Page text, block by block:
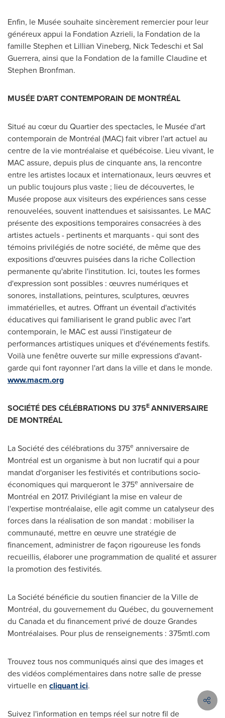
Enfin, le Musée souhaite sincèrement remercier pour leur
généreux appui la Fondation Azrieli, la Fondation de la
famille Stephen et Lillian Vineberg, Nick Tedeschi etSal
Guerrera, ainsi que la Fondation de la famille Claudine et
Stephen Bronfman.
MUSÉE D'ART CONTEMPORAIN DE MONTRÉAL
Situé au cœur du Quartier des spectacles, le Musée d'art
contemporain de Montréal (MAC) fait vibrer l'art actuel au
centre de la vie montréalaise et québécoise. Lieu vivant, le
MAC assure, depuis plus de cinquante ans, la rencontre
entre les artistes locaux et internationaux, leurs œuvres et
un public toujours plus vaste ; lieu de découvertes, le
Musée propose aux visiteurs des expériences sans cesse
renouvelées, souvent inattendues et saisissantes. Le MAC
présente des expositions temporaires consacrées à des
artistes actuels - pertinents et marquants - qui sont des
témoins privilégiés de notre société, de même que des
expositions d'œuvres puisées dans la riche Collection
permanente qu'abrite l'institution. Ici, toutes les formes
d'expression sont possibles : œuvres numériques et
sonores, installations, peintures, sculptures, œuvres
immatérielles, et autres. Offrant un éventail d'activités
éducatives qui familiarisent le grand public avec l'art
contemporain, le MAC est aussi l'instigateur de
performances artistiques uniques et d'événements festifs.
Voilà une fenêtre ouverte sur mille expressions d'avant-
garde qui font rayonner l'art dans la ville et dans le monde.
www.macm.org
SOCIÉTÉ DES CÉLÉBRATIONS DU 375EANNIVERSAIRE
DE MONTRÉAL
La Société des célébrations du 375e anniversaire de
Montréal est un organisme à but non lucratif qui a pour
mandat d'organiser les festivités et contributions socio-
économiques qui marqueront le 375e anniversaire de
Montréal en 2017. Privilégiant la mise en valeur de
l'expertise montréalaise, elle agit comme un catalyseur des
forces dans la réalisation de son mandat : mobiliser la
communauté, mettre en œuvre une stratégie de
financement, administrer de façon rigoureuse les fonds
recueillis, élaborer une programmation de qualité et assurer
la promotion des festivités.
La Société bénéficie du soutien financier de la Ville de
Montréal, du gouvernement du Québec, du gouvernement
du Canadaet du financement privé de douze Grandes
Montréalaises. Pour plus de renseignements : 375mtl.com
Trouvez tous nos communiqués ainsi que des images et
des vidéos complémentaires dans notre salle de presse
virtuelle en cliquant ici.
Suivez l'information en temps réel sur notre fil de